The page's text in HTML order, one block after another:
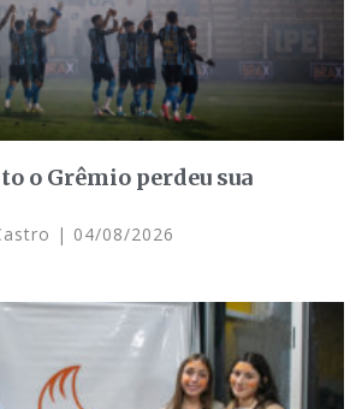
o Grêmio perdeu sua
04/08/2026